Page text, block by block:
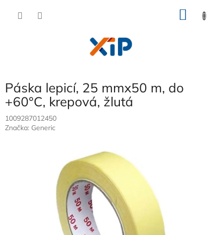
Páska lepicí, 25 mmx50 m, do
+60°C, krepová, žlutá
1009287012450
Značka: Generic